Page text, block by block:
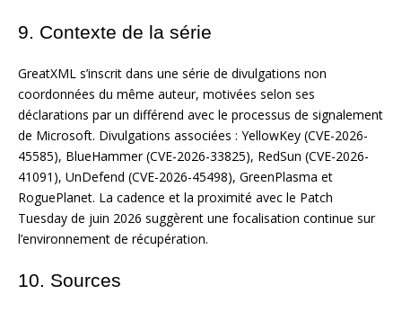
9. Contexte de la série
GreatXML s’inscrit dans une série de divulgations non
coordonnées du même auteur, motivées selon ses
déclarations par un différend avec le processus de signalement
de Microsoft. Divulgations associées : YellowKey (CVE-2026-
45585), BlueHammer (CVE-2026-33825), RedSun (CVE-2026-
41091), UnDefend (CVE-2026-45498), GreenPlasma et
RoguePlanet. La cadence et la proximité avec le Patch
Tuesday de juin 2026 suggèrent une focalisation continue sur
l’environnement de récupération.
10. Sources